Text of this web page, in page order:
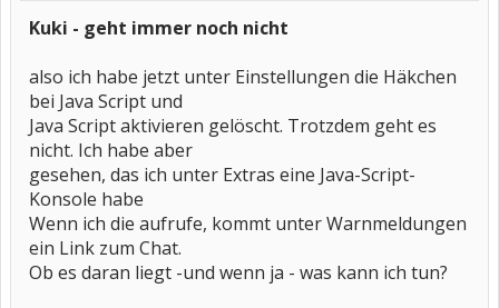
Kuki - geht immer noch nicht
also ich habe jetzt unter Einstellungen die Häkchen
bei Java Script und
Java Script aktivieren gelöscht. Trotzdem geht es
nicht. Ich habe aber
gesehen, das ich unter Extras eine Java-Script-
Konsole habe
Wenn ich die aufrufe, kommt unter Warnmeldungen
ein Link zum Chat.
Ob es daran liegt -und wenn ja - was kann ich tun?